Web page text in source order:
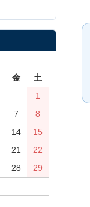
金
土
1
7
8
14
15
21
22
28
29